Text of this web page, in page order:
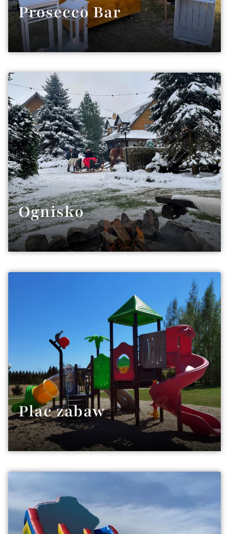
Prosecco Bar
Ognisko
Plac zabaw